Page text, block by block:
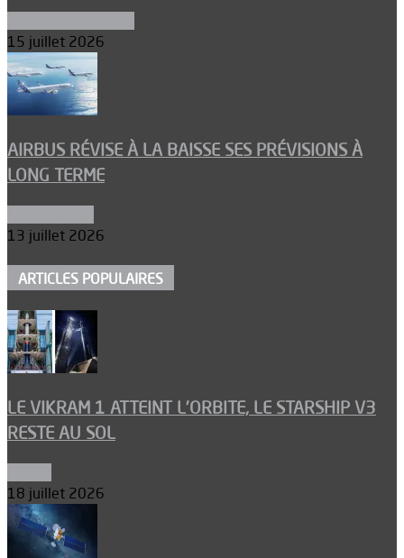
15 juillet 2026
AIRBUS RÉVISE À LA BAISSE SES PRÉVISIONS À
LONG TERME
13 juillet 2026
ARTICLES POPULAIRES
LE VIKRAM 1 ATTEINT L’ORBITE, LE STARSHIP V3
RESTE AU SOL
18 juillet 2026